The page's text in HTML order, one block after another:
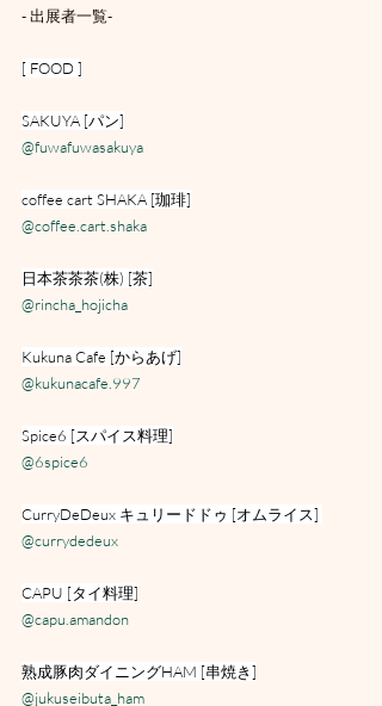
- 出展者一覧-
[ FOOD ]
SAKUYA [パン]
@fuwafuwasakuya
coffee cart SHAKA [珈琲]
@coffee.cart.shaka
日本茶茶茶(株) [茶]
@rincha_hojicha
Kukuna Cafe [からあげ]
@kukunacafe.997
Spice6 [スパイス料理]
@6spice6
CurryDeDeux キュリードドゥ [オムライス]
@currydedeux
CAPU [タイ料理]
@capu.amandon
熟成豚肉ダイニングHAM [串焼き]
@jukuseibuta_ham